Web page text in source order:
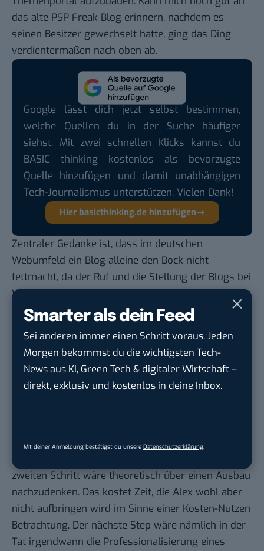
Smarter als dein Feed
Sei anderen immer einen Schritt voraus. Jeden
Morgen bekommst du die wichtigsten Tech-
News aus KI, Green Tech & digitaler Wirtschaft –
direkt, exklusiv und kostenlos in deine Inbox.
Mit deiner Anmeldung bestätigst du unsere Datenschutzerklärung
das alte PSP Freak Blog erinnern, nachdem es
seinen Besitzer gewechselt hatte, ging das Ding
verdientermaßen nach oben ab.
Google lässt dich jetzt selbst bestimmen,
welche Quellen du in der Suche häufiger
siehst. Mit zwei schnellen Klicks kannst du
BASIC thinking kostenlos als bevorzugte
Quelle hinzufügen und damit unabhängigen
Tech-Journalismus unterstützen. Vielen Dank!
Hier basicthinking.de hinzufügen
Zentraler Gedanke ist, dass im deutschen
Webumfeld ein Blog alleine den Bock nicht
fettmacht, da der Ruf und die Stellung der Blogs bei
Weitem nicht mit denen in Frankreich, Spanien oder
den USA zu vergleichen ist. Also muss man
nicht alleine nur darauf stützen. Wenn man denn
schon seine finanzielle Zukunft darauf aufbauen
möchte. Genau das spiegelt auch die Überlegungen
beim Probefahrer-Blog von Alex hier wieder. Man
gehts nur rein darum, seine Voice zu trainieren,
seine Themen zu finden, sich zu setteln. Erst im
zweiten Schritt wäre theoretisch über einen Ausbau
nachzudenken. Das kostet Zeit, die Alex wohl aber
nicht aufbringen wird im Sinne einer Kosten-Nutzen
Betrachtung. Der nächste Step wäre nämlich in der
Tat irgendwann die Professionalisierung eines